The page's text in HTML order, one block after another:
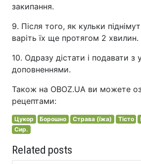
закипання.
9. Після того, як кульки
варіть їх ще протягом 2 хвилин.
10. Одразу дістати і подавати з
доповненнями.
Також на OBOZ.UA ви можете
рецептами:
Цукор Борошно Страва (їжа) Тісто
Сир.
Related posts